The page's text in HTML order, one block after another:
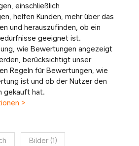
einschließlich
helfen Kunden, mehr über das
und herauszufinden, ob ein
geeignet ist.
wie Bewertungen angezeigt
berücksichtigt unser
Regeln für Bewertungen, wie
ist und ob der Nutzer den
gekauft hat.
>
Bilder(1)